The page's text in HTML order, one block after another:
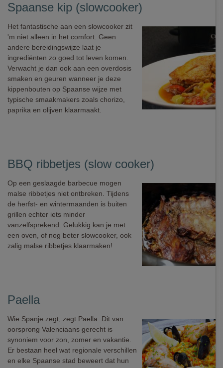
Spaanse kip (slowcooker)
Het fantastische aan een slowcooker zit
'm niet alleen in het comfort. Geen
andere bereidingswijze laat je
ingrediënten zo goed tot leven komen.
Verwacht je dan ook aan een overdosis
smaken en geuren wanneer je deze
kippenbouten op Spaanse wijze met
typische smaakmakers zoals chorizo,
paprika en olijven klaarmaakt.
BBQ ribbetjes (slow cooker)
Op een geslaagde barbecue mogen
malse ribbetjes niet ontbreken. Tijdens
de herfst- en wintermaanden is buiten
grillen echter iets minder
vanzelfsprekend. Gelukkig kan je met
een oven, of nog beter slowcooker, ook
zalig malse ribbetjes klaarmaken!
Paella
Wie Spanje zegt, zegt Paella. Dit van
oorsprong Valenciaans gerecht is
synoniem voor zon, zomer en vakantie.
Er bestaan heel wat regionale verschillen
en elke Spaanse stad beweert dat hun